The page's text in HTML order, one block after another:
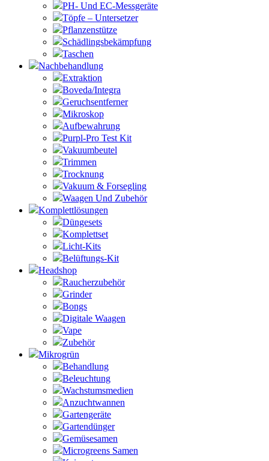
PH- Und EC-Messgeräte
Töpfe – Untersetzer
Pflanzenstütze
Schädlingsbekämpfung
Taschen
Nachbehandlung
Extraktion
Boveda/Integra
Geruchsentferner
Mikroskop
Aufbewahrung
Purpl-Pro Test Kit
Vakuumbeutel
Trimmen
Trocknung
Vakuum & Forsegling
Waagen Und Zubehör
Komplettlösungen
Düngesets
Komplettset
Licht-Kits
Belüftungs-Kit
Headshop
Raucherzubehör
Grinder
Bongs
Digitale Waagen
Vape
Zubehör
Mikrogrün
Behandlung
Beleuchtung
Wachstumsmedien
Anzuchtwannen
Gartengeräte
Gartendünger
Gemüsesamen
Microgreens Samen